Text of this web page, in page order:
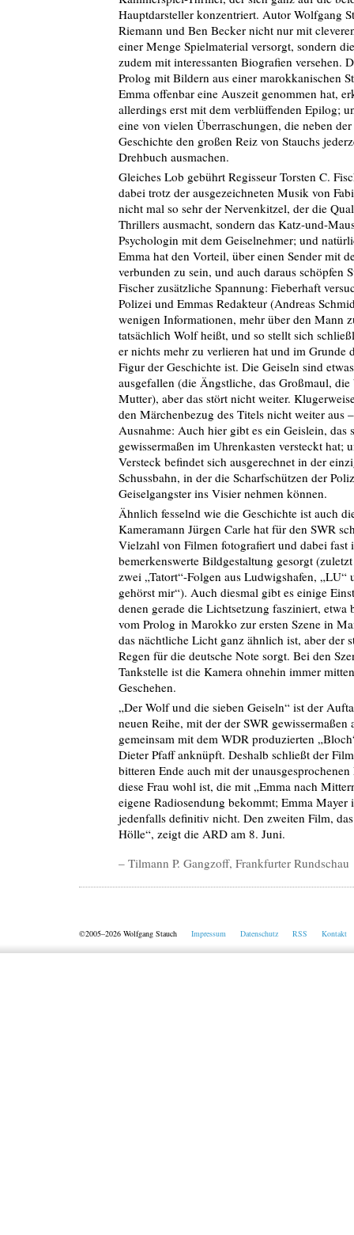
Hauptdarsteller konzentriert. Autor Wolfgang
Riemann und Ben Becker nicht nur mit
einer Menge Spielmaterial versorgt, sondern
zudem mit interessanten Biografien versehen.
Prolog mit Bildern aus einer marokkanischen
Emma offenbar eine Auszeit genommen hat,
allerdings erst mit dem verblüffenden Epilog;
eine von vielen Überraschungen, die neben
Geschichte den großen Reiz von Stauchs
Drehbuch ausmachen.
Gleiches Lob gebührt Regisseur Torsten C.
dabei trotz der ausgezeichneten Musik von
nicht mal so sehr der Nervenkitzel, der die
Thrillers ausmacht, sondern das Katz-und-
Psychologin mit dem Geiselnehmer; und
Emma hat den Vorteil, über einen Sender mit
verbunden zu sein, und auch daraus schöpfen
Fischer zusätzliche Spannung: Fieberhaft
Polizei und Emmas Redakteur (Andreas
wenigen Informationen, mehr über den Mann
tatsächlich Wolf heißt, und so stellt sich
er nichts mehr zu verlieren hat und im Grunde
Figur der Geschichte ist. Die Geiseln sind
ausgefallen (die Ängstliche, das Großmaul, die
Mutter), aber das stört nicht weiter.
den Märchenbezug des Titels nicht weiter aus
Ausnahme: Auch hier gibt es ein Geislein, das
gewissermaßen im Uhrenkasten versteckt hat;
Versteck befindet sich ausgerechnet in der
Schussbahn, in der die Scharfschützen der
Geiselgangster ins Visier nehmen können.
Ähnlich fesselnd wie die Geschichte ist auch
Kameramann Jürgen Carle hat für den SWR
Vielzahl von Filmen fotografiert und dabei fast
bemerkenswerte Bildgestaltung gesorgt
zwei „Tatort“-Folgen aus Ludwigshafen, „LU“
gehörst mir“). Auch diesmal gibt es einige
denen gerade die Lichtsetzung fasziniert, etwa
vom Prolog in Marokko zur ersten Szene in
das nächtliche Licht ganz ähnlich ist, aber der
Regen für die deutsche Note sorgt. Bei den
Tankstelle ist die Kamera ohnehin immer
Geschehen.
„Der Wolf und die sieben Geiseln“ ist der
neuen Reihe, mit der der SWR gewissermaßen
gemeinsam mit dem WDR produzierten
Dieter Pfaff anknüpft. Deshalb schließt der
bitteren Ende auch mit der unausgesprochenen
diese Frau wohl ist, die mit „Emma nach
eigene Radiosendung bekommt; Emma Mayer
jedenfalls definitiv nicht. Den zweiten Film,
Hölle“, zeigt die ARD am 8. Juni.
– Tilmann P. Gangzoff, Frankfurter Rundschau
©2005–2026 Wolfgang Stauch Impressum Datenschutz RSS Kontakt